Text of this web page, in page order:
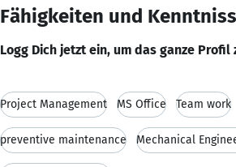
Fähigkeiten und
Logg Dich jetzt ein, um das ganze Profil
Project Management MS Office Team work
preventive maintenance Mechanical